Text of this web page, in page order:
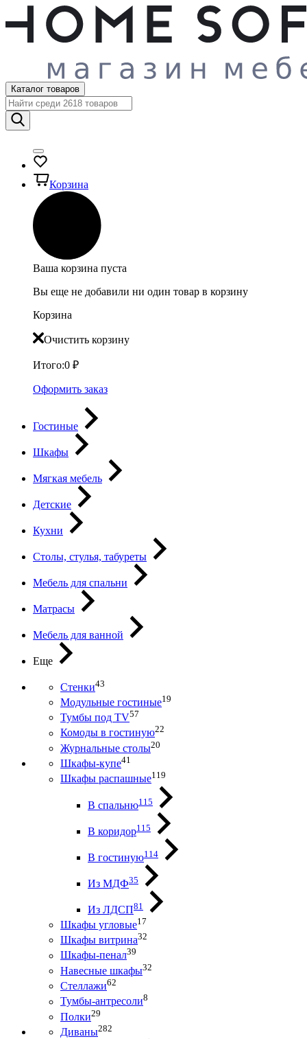
Каталог товаров
Корзина
Ваша корзина пуста
Вы еще не добавили ни один товар в корзину
Корзина
Очистить корзину
Итого:0 ₽
Оформить заказ
Гостиные
Шкафы
Мягкая мебель
Детские
Кухни
Столы, стулья, табуреты
Мебель для спальни
Матрасы
Мебель для ванной
Еще
Стенки43
Модульные гостиные19
Тумбы под ТV57
Комоды в гостиную22
Журнальные столы20
Шкафы-купе41
Шкафы распашные119
В спальню115
В коридор115
В гостиную114
Из МДФ35
Из ЛДСП81
Шкафы угловые17
Шкафы витрина32
Шкафы-пенал39
Навесные шкафы32
Стеллажи62
Тумбы-антресоли8
Полки29
Диваны282